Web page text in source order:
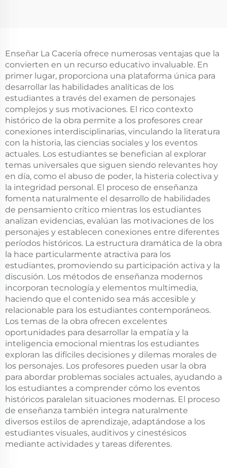
Enseñar La Cacería ofrece numerosas ventajas que la
convierten en un recurso educativo invaluable. En
primer lugar, proporciona una plataforma única para
desarrollar las habilidades analíticas de los
estudiantes a través del examen de personajes
complejos y sus motivaciones. El rico contexto
histórico de la obra permite a los profesores crear
conexiones interdisciplinarias, vinculando la literatura
con la historia, las ciencias sociales y los eventos
actuales. Los estudiantes se benefician al explorar
temas universales que siguen siendo relevantes hoy
en día, como el abuso de poder, la histeria colectiva y
la integridad personal. El proceso de enseñanza
fomenta naturalmente el desarrollo de habilidades
de pensamiento crítico mientras los estudiantes
analizan evidencias, evalúan las motivaciones de los
personajes y establecen conexiones entre diferentes
períodos históricos. La estructura dramática de la obra
la hace particularmente atractiva para los
estudiantes, promoviendo su participación activa y la
discusión. Los métodos de enseñanza modernos
incorporan tecnología y elementos multimedia,
haciendo que el contenido sea más accesible y
relacionable para los estudiantes contemporáneos.
Los temas de la obra ofrecen excelentes
oportunidades para desarrollar la empatía y la
inteligencia emocional mientras los estudiantes
exploran las difíciles decisiones y dilemas morales de
los personajes. Los profesores pueden usar la obra
para abordar problemas sociales actuales, ayudando a
los estudiantes a comprender cómo los eventos
históricos paralelan situaciones modernas. El proceso
de enseñanza también integra naturalmente
diversos estilos de aprendizaje, adaptándose a los
estudiantes visuales, auditivos y cinestésicos
mediante actividades y tareas diferentes.